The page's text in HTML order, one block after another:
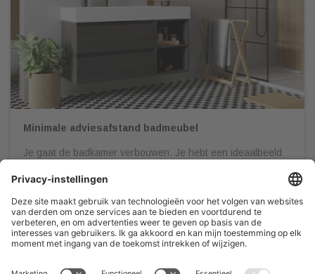
Minimale adviesafstand badmeubel
Je gaat de badkamer verbouwen. Je hebt een ideaalbeeld
vervolgens naar een sanitair speciaalzaak om al jouw
wensen in kaart te brengen. Het is belangrijk dat je jouw
badkamer door een professional gedetailleerd en op schaal
laat uittekenen. Dit om onaangename verrassingen te
voorkomen én zodat […]